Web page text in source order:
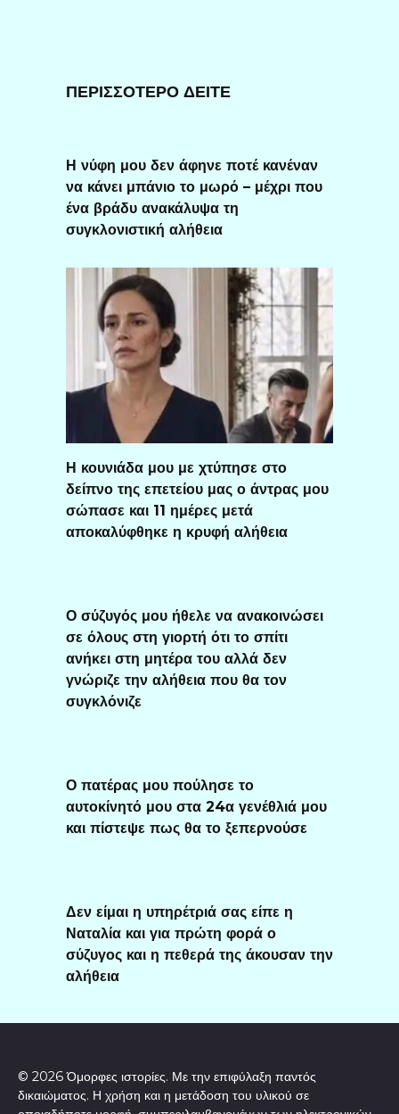
ΠΕΡΙΣΣΟΤΕΡΟ ΔΕΙΤΕ
Η νύφη μου δεν άφηνε ποτέ κανέναν
να κάνει μπάνιο το μωρό – μέχρι που
ένα βράδυ ανακάλυψα τη
συγκλονιστική αλήθεια
Η κουνιάδα μου με χτύπησε στο
δείπνο της επετείου μας ο άντρας μου
σώπασε και 11 ημέρες μετά
αποκαλύφθηκε η κρυφή αλήθεια
Ο σύζυγός μου ήθελε να ανακοινώσει
σε όλους στη γιορτή ότι το σπίτι
ανήκει στη μητέρα του αλλά δεν
γνώριζε την αλήθεια που θα τον
συγκλόνιζε
Ο πατέρας μου πούλησε το
αυτοκίνητό μου στα 24α γενέθλιά μου
και πίστεψε πως θα το ξεπερνούσε
Δεν είμαι η υπηρέτριά σας είπε η
Ναταλία και για πρώτη φορά ο
σύζυγος και η πεθερά της άκουσαν την
αλήθεια
© 2026 Όμορφες ιστορίες. Με την επιφύλαξη παντός
δικαιώματος. Η χρήση και η μετάδοση του υλικού σε